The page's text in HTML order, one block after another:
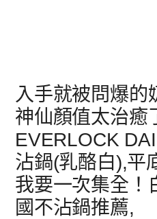
入手就被問爆的
神仙顏值太治癒
EVERLOCK
沾鍋(乳酪白),平
我要一次集全！
國不沾鍋推薦,